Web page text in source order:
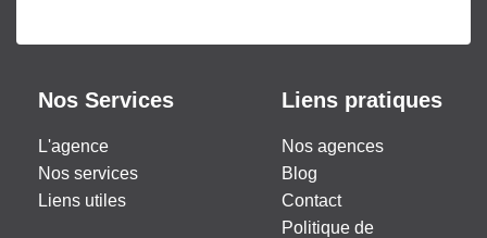
Nos Services
L'agence
Nos services
Liens utiles
Liens pratiques
Nos agences
Blog
Contact
Politique de